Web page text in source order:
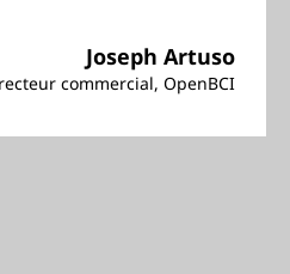
Joseph Artuso
commercial, OpenBCI